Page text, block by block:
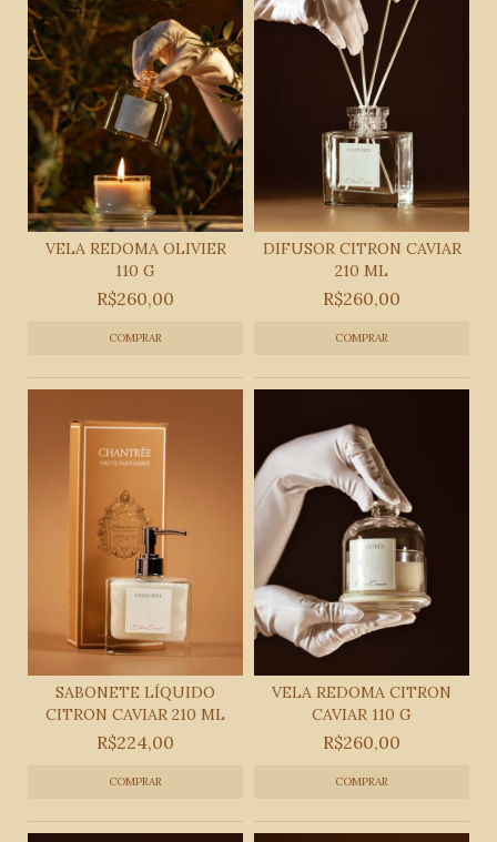
VELA REDOMA OLIVIER
110 G
R$260,00
DIFUSOR CITRON CAVIAR
210 ML
R$260,00
SABONETE LÍQUIDO
CITRON CAVIAR 210 ML
R$224,00
VELA REDOMA CITRON
CAVIAR 110 G
R$260,00